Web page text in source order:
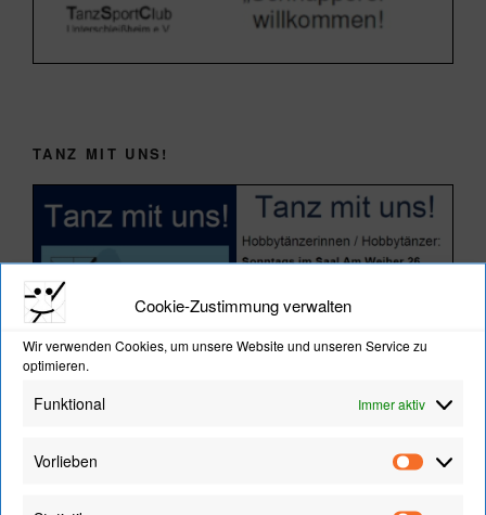
Cookie-Zustimmung verwalten
Wir verwenden Cookies, um unsere Website und unseren Service zu
optimieren.
Funktional Immer aktiv
Vorlieben
TANZ MIT UNS!